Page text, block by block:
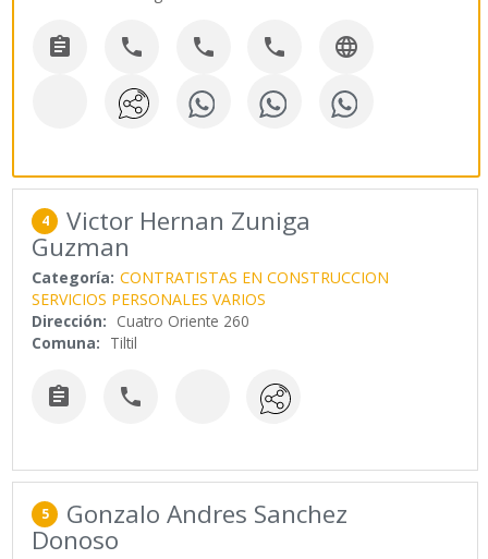
    
4 Victor Hernan Zuniga
Guzman
Categoría: CONTRATISTAS EN CONSTRUCCION
SERVICIOS PERSONALES VARIOS
Dirección: Cuatro Oriente 260
Comuna: Tiltil
 
5 Gonzalo Andres Sanchez
Donoso